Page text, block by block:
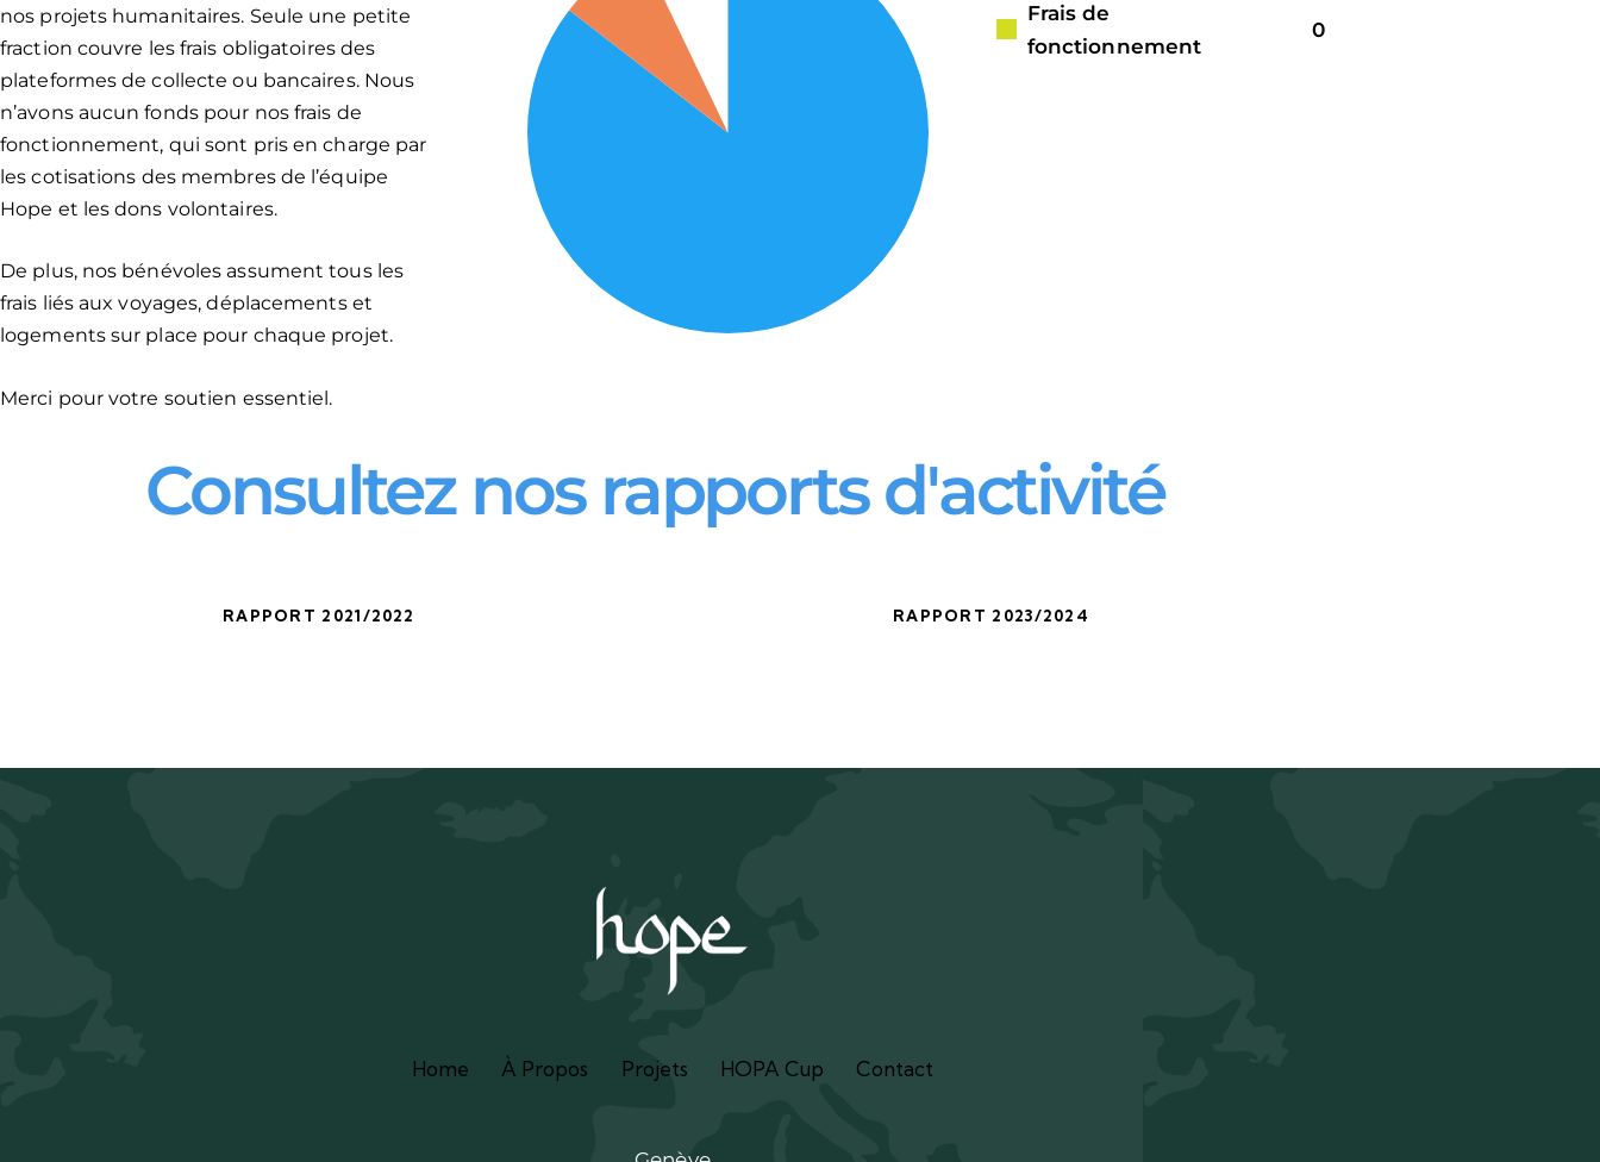
nos projets humanitaires. Seule une petite
fraction couvre les frais obligatoires des
plateformes de collecte ou bancaires. Nous
n’avons aucun fonds pour nos frais de
fonctionnement, qui sont pris en charge par
les cotisations des membres de l’équipe
Hope et les dons volontaires.
De plus, nos bénévoles assument tous les
frais liés aux voyages, déplacements et
logements sur place pour chaque projet.
Merci pour votre soutien essentiel.
Frais de
fonctionnement
0
Consultez nos rapports d'activité
RAPPORT 2021/2022 RAPPORT 2023/2024
Home À Propos Projets HOPA Cup Contact